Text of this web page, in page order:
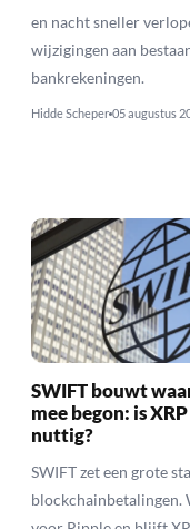
en nacht sneller
wijzigingen aan
bankrekeningen.
Hidde Scheper 05 augustus
SWIFT bouwt
mee begon: is
nuttig?
SWIFT zet een grote
blockchainbetalingen.